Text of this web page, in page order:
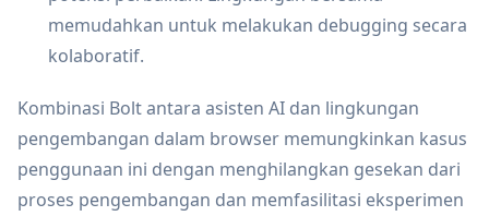
memudahkan untuk melakukan debugging secara
kolaboratif.
Kombinasi Bolt antara asisten AI dan lingkungan
pengembangan dalam browser memungkinkan kasus
penggunaan ini dengan menghilangkan gesekan dari
proses pengembangan dan memfasilitasi eksperimen